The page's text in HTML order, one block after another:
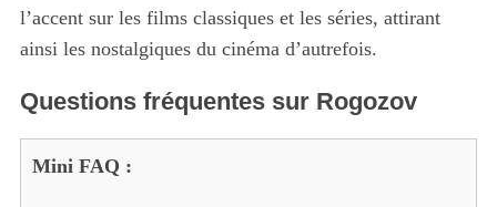
l’accent sur les films classiques et les séries, attirant
ainsi les nostalgiques du cinéma d’autrefois.
Questions fréquentes sur Rogozov
Mini FAQ :
r
: